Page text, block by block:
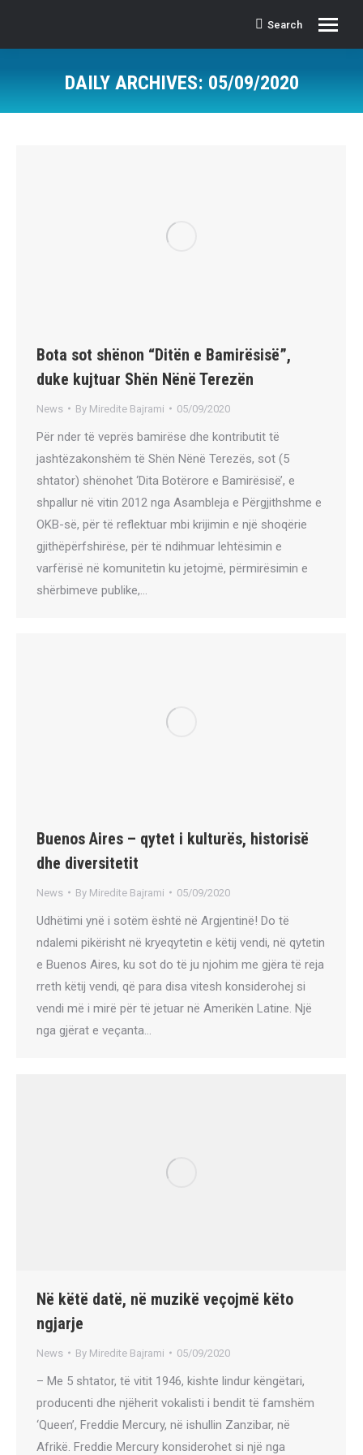
Search:
Search
DAILY ARCHIVES: 05/09/2020
Bota sot shënon “Ditën e Bamirësisë”,
duke kujtuar Shën Nënë Terezën
News By Miredite Bajrami 05/09/2020
Për nder të veprës bamirëse dhe kontributit të
jashtëzakonshëm të Shën Nënë Terezës, sot (5
shtator) shënohet ‘Dita Botërore e Bamirësisë’, e
shpallur në vitin 2012 nga Asambleja e Përgjithshme e
OKB-së, për të reflektuar mbi krijimin e një shoqërie
gjithëpërfshirëse, për të ndihmuar lehtësimin e
varfërisë në komunitetin ku jetojmë, përmirësimin e
shërbimeve publike,…
Buenos Aires – qytet i kulturës, historisë
dhe diversitetit
News By Miredite Bajrami 05/09/2020
Udhëtimi ynë i sotëm është në Argjentinë! Do të
ndalemi pikërisht në kryeqytetin e këtij vendi, në qytetin
e Buenos Aires, ku sot do të ju njohim me gjëra të reja
rreth këtij vendi, që para disa vitesh konsiderohej si
vendi më i mirë për të jetuar në Amerikën Latine. Një
nga gjërat e veçanta…
Në këtë datë, në muzikë veçojmë këto
ngjarje
News By Miredite Bajrami 05/09/2020
– Me 5 shtator, të vitit 1946, kishte lindur këngëtari,
producenti dhe njëherit vokalisti i bendit të famshëm
‘Queen’, Freddie Mercury, në ishullin Zanzibar, në
Afrikë. Freddie Mercury konsiderohet si një nga